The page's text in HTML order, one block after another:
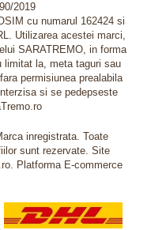
2019
cu numarul 162424 si
Utilizarea acestei marci,
SARATREMO, in forma
limitat la, meta taguri sau
permisiunea prealabila
si se pedepseste
inregistrata. Toate
sunt rezervate. Site
Platforma E-commerce